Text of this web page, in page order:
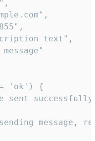
text",
message"
'ok') {
sent
message,